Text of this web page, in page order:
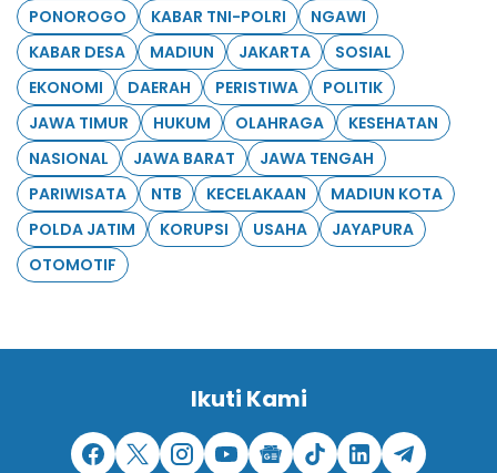
PONOROGO KABAR TNI-POLRI
NGAWI
KABAR DESA
MADIUN JAKARTA
SOSIAL
EKONOMI
DAERAH PERISTIWA
POLITIK
JAWA TIMUR
HUKUM OLAHRAGA
KESEHATAN
NASIONAL
JAWA BARAT
JAWA TENGAH
PARIWISATA
NTB KECELAKAAN
MADIUN KOTA
POLDA JATIM
KORUPSI USAHA
JAYAPURA
OTOMOTIF
Ikuti Kami